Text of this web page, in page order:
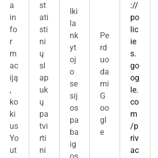
a
in
fo
r
m
ac
iją
,
ko
ki
us
Yo
ut
st
ati
sti
ni
ų
sl
ap
uk
ų
pa
tvi
rti
ni
Iki
la
nk
yt
oj
o
se
sij
os
pa
ba
ig
Pe
rd
uo
da
mi
G
oo
gl
e
://
po
lic
ie
s.
go
og
le.
co
m
/p
riv
ac